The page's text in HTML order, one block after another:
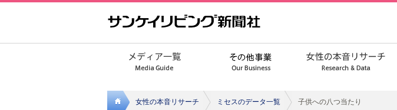
女性の本音リサーチ ミセスのデータ一覧 子供への八つ当たり